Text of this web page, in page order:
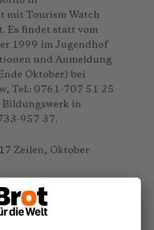
mit Tourism Watch
Es findet statt vom
1999 im Jugendhof
und Anmeldung
Oktober) bei
Tel.: 0761-707 51 25
Bildungswerk in
957 37.
Zeilen, Oktober